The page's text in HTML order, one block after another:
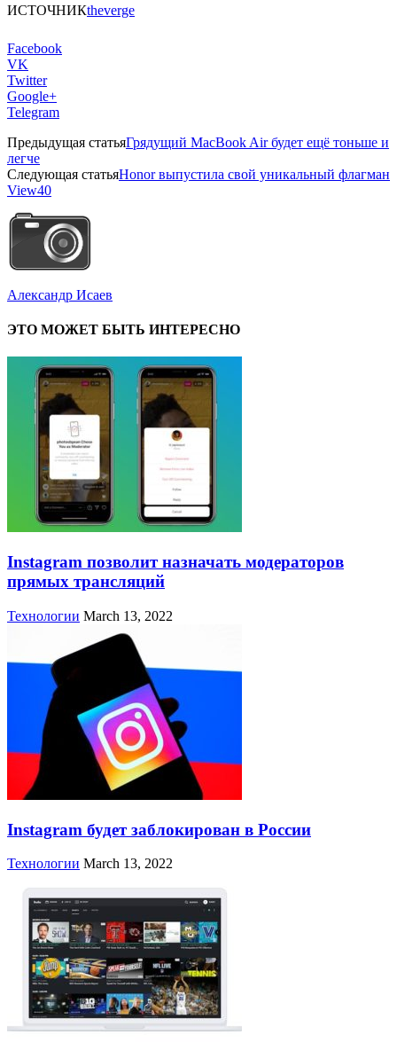
ИСТОЧНИКtheverge
Facebook
VK
Twitter
Google+
Telegram
Предыдущая статьяГрядущий MacBook Air будет ещё тоньше и
легче
Следующая статьяHonor выпустила свой уникальный флагман
View40
Александр Исаев
ЭТО МОЖЕТ БЫТЬ ИНТЕРЕСНО
Instagram позволит назначать модераторов
прямых трансляций
Технологии March 13, 2022
Instagram будет заблокирован в России
Технологии March 13, 2022